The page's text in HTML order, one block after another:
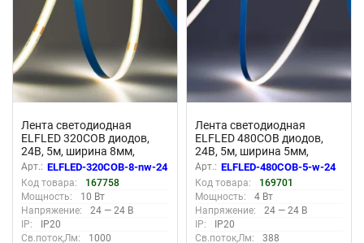
Лента светодиодная
ELFLED 320COB диодов,
24В, 5м, ширина 8мм,
белый нейтральный 4000-
4500К
Арт.: ELFLED-320COB-8-nw-24
Код товара:
167758
Мощность:
10 Вт
Напряжение:
24 — 24 В
IP:
IP20
Св.поток,Лм:
1000
Лента светодиодная
ELFLED 480COB диодов,
24В, 5м, ширина 5мм,
белый 6500-7000К
Арт.: ELFLED-480COB-5-w-24
Код товара:
169701
Мощность:
4 Вт
Напряжение:
24 — 24 В
IP:
IP20
Св.поток,Лм:
388